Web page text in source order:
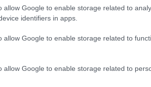
allow Google to enable storage related to
identifiers in apps.
allow Google to enable storage related to
allow Google to enable storage related to